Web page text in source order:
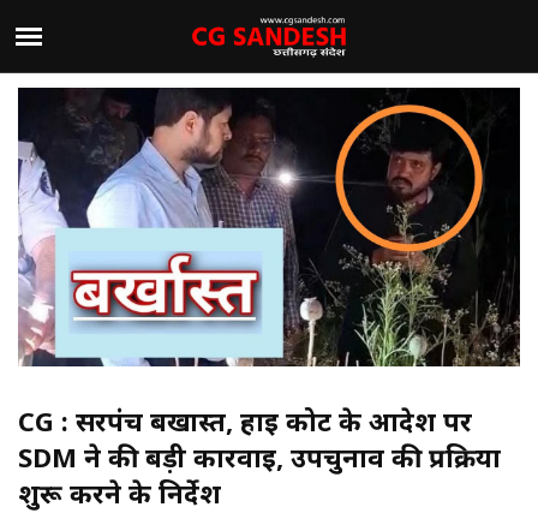
CG : सरपंच बर्खास्त, हाई कोर्ट के आदेश पर
SDM ने की बड़ी कार्रवाई, उपचुनाव की प्रक्रिया
शुरू करने के निर्देश